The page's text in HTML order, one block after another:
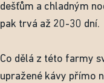
dešťům a chladným
pak trvá až 20-30 dní.
Co dělá z této farmy
upražené kávy přímo